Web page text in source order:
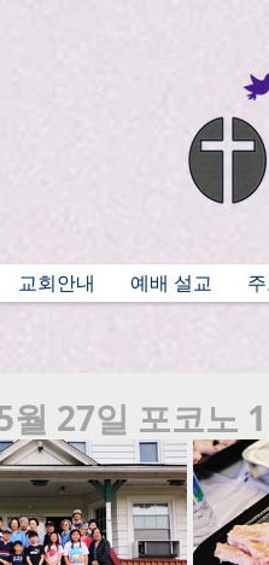
교회안내 예배 설교
월 27일 포코노